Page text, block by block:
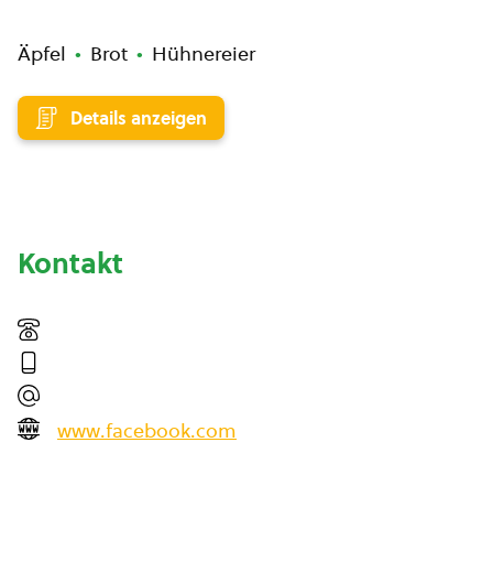
Äpfel Brot Hühnereier
Details anzeigen
Kontakt
www.facebook.com